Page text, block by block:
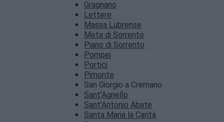
Gragnano
Lettere
Massa Lubrense
Meta di Sorrento
Piano di Sorrento
Pompei
Portici
Pimonte
San Giorgio a Cremano
Sant’Agnello
Sant’Antonio Abate
Santa Maria la Carità